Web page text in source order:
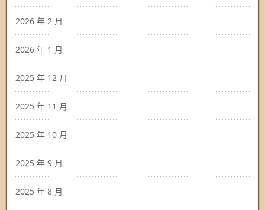
2026 年 2 月
2026 年 1 月
2025 年 12 月
2025 年 11 月
2025 年 10 月
2025 年 9 月
2025 年 8 月